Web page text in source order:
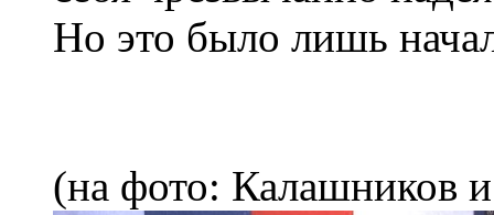
Но это было лишь
(на фото: Калашников